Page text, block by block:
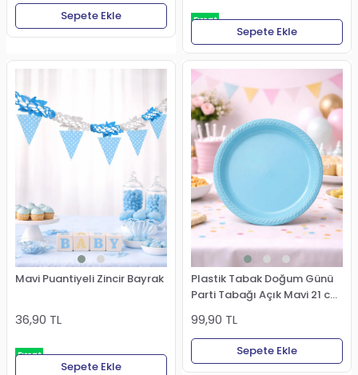
Sepete Ekle
Sepete Ekle
Fırsat
Mavi Puantiyeli Zincir Bayrak
36,90 TL
Sepete Ekle
Fırsat
Plastik Tabak Doğum Günü
Parti Tabağı Açık Mavi 21 cm
99,90 TL
Sepete Ekle